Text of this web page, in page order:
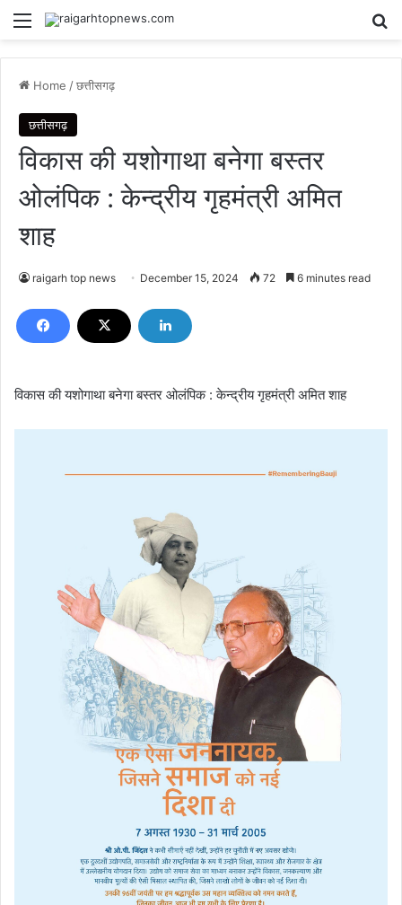
Menu
Home /छत्तीसगढ़
छत्तीसगढ़
विकास की यशोगाथा बनेगा बस्तर
ओलंपिक : केन्द्रीय गृहमंत्री अमित
शाह
raigarh top news December 15, 2024 72 6 minutes read
विकास की यशोगाथा बनेगा बस्तर ओलंपिक : केन्द्रीय गृहमंत्री अमित शाह